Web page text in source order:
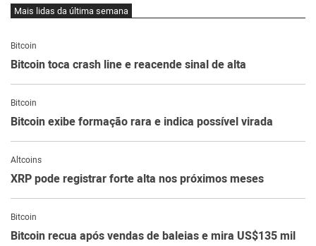
Mais lidas da última semana
Bitcoin
Bitcoin toca crash line e reacende sinal de alta
Bitcoin
Bitcoin exibe formação rara e indica possível virada
Altcoins
XRP pode registrar forte alta nos próximos meses
Bitcoin
Bitcoin recua após vendas de baleias e mira US$135 mil